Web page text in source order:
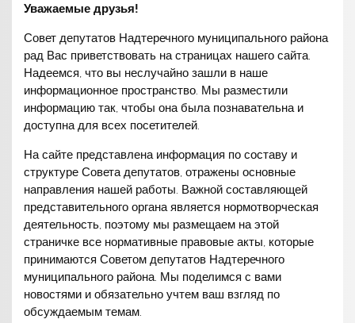
Уважаемые друзья!
Совет депутатов Надтеречного муниципального района
рад Вас приветствовать на страницах нашего сайта.
Надеемся, что вы неслучайно зашли в наше
информационное пространство. Мы разместили
информацию так, чтобы она была познавательна и
доступна для всех посетителей.
На сайте представлена информация по составу и
структуре Совета депутатов, отражены основные
направления нашей работы. Важной составляющей
представительного органа является нормотворческая
деятельность, поэтому мы размещаем на этой
страничке все нормативные правовые акты, которые
принимаются Советом депутатов Надтеречного
муниципального района. Мы поделимся с вами
новостями и обязательно учтем ваш взгляд по
обсуждаемым темам.